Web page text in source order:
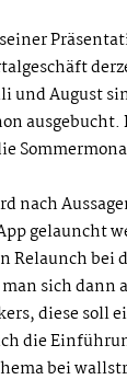
und August
nach
gelauncht
Relaunch bei
sich dann
diese soll
die
bei